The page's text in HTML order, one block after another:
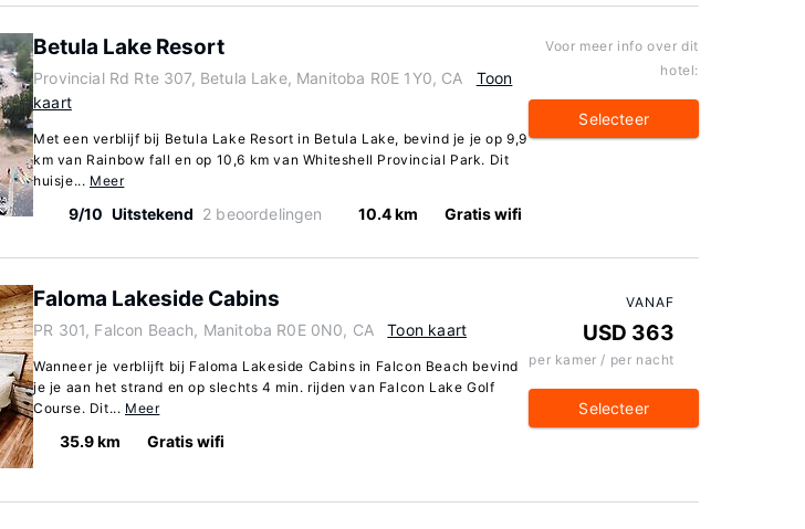
Betula Lake Resort
Provincial Rd Rte 307, Betula Lake, Manitoba R0E 1Y0, CA
Toon
kaart
Met een verblijf bij Betula Lake Resort in Betula Lake, bevind je je op 9,9
km van Rainbow fall en op 10,6 km van Whiteshell Provincial Park. Dit
huisje... Meer
9/10 Uitstekend 2 beoordelingen 10.4 km Gratis wifi
Voor meer info over dit
hotel:
Selecteer
Faloma Lakeside Cabins
PR 301, Falcon Beach, Manitoba R0E 0N0, CA Toon kaart
Wanneer je verblijft bij Faloma Lakeside Cabins in Falcon Beach bevind
je je aan het strand en op slechts 4 min. rijden van Falcon Lake Golf
Course. Dit... Meer
35.9 km Gratis wifi
VANAF
USD 363
per kamer / per nacht
Selecteer